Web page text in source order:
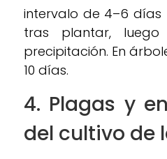
intervalo de 4–6 días
tras plantar, luego
precipitación. En
10 días.
4. Plagas y
del cultivo de